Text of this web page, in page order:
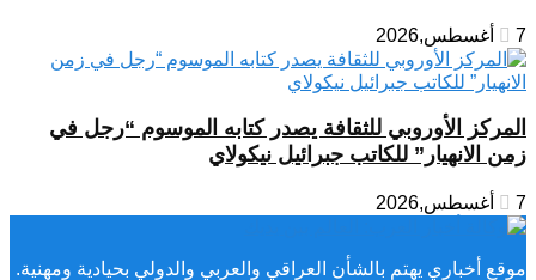
7 أغسطس,2026
المركز الأوروبي للثقافة يصدر كتابه الموسوم “رجل في
زمن الانهيار” للكاتب جبرائيل نيكولاي
7 أغسطس,2026
موقع أخباري يهتم بالشأن العراقي والعربي والدولي بحيادية ومهنية.